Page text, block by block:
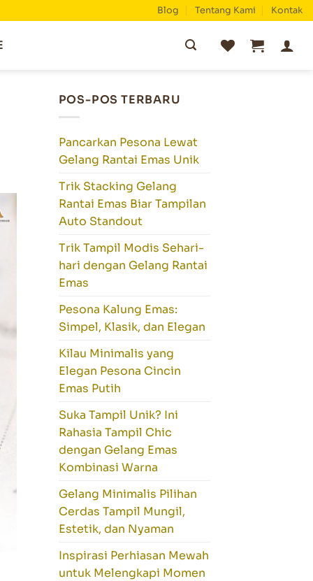
Blog Tentang Kami Kontak
POS-POS TERBARU
Pancarkan Pesona Lewat
Gelang Rantai Emas Unik
Trik Stacking Gelang
Rantai Emas Biar Tampilan
Auto Standout
Trik Tampil Modis Sehari-
hari dengan Gelang Rantai
Emas
Pesona Kalung Emas:
Simpel, Klasik, dan Elegan
Kilau Minimalis yang
Elegan Pesona Cincin
Emas Putih
Suka Tampil Unik? Ini
Rahasia Tampil Chic
dengan Gelang Emas
Kombinasi Warna
Gelang Minimalis Pilihan
Cerdas Tampil Mungil,
Estetik, dan Nyaman
Inspirasi Perhiasan Mewah
untuk Melengkapi Momen